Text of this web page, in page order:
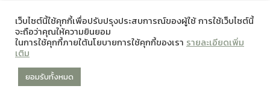
เว็บไซต์นี้ใช้คุกกี้เพื่อปรับปรุงประสบการณ์ของผู้ใช้ การใช้เว็บไซต์นี้
จะถือว่าคุณให้ความยินยอม
ในการใช้คุกกี้ภายใต้นโยบายการใช้คุกกี้ของเรา รายละเอียดเพิ่ม
เติม
ยอมรับทั้งหมด